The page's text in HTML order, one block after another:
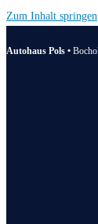
Zum Inhalt springen
Autohaus Pols •